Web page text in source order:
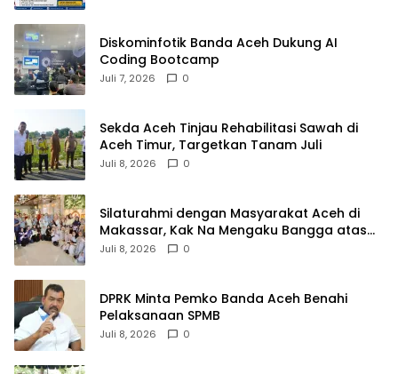
Diskominfotik Banda Aceh Dukung AI
Coding Bootcamp
Juli 7, 2026 0
Sekda Aceh Tinjau Rehabilitasi Sawah di
Aceh Timur, Targetkan Tanam Juli
Juli 8, 2026 0
Silaturahmi dengan Masyarakat Aceh di
Makassar, Kak Na Mengaku Bangga atas
Kekompakan Perantau Aceh
Juli 8, 2026 0
DPRK Minta Pemko Banda Aceh Benahi
Pelaksanaan SPMB
Juli 8, 2026 0